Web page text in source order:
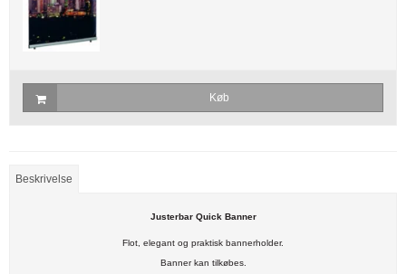
Køb
Beskrivelse
Justerbar Quick Banner
Flot, elegant og praktisk bannerholder.
Banner kan tilkøbes.